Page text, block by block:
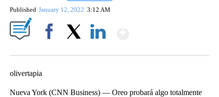
Published January 12, 2022 3:12 AM
olivertapia
Nueva York (CNN Business) — Oreo probará algo totalmente